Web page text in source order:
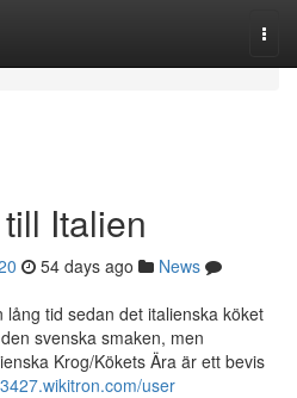
Italien
54 days ago
News
tid sedan det italienska köket
svenska smaken, men
Krog/Kökets Ära är ett bevis
user